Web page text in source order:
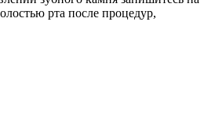
рта после процедур,